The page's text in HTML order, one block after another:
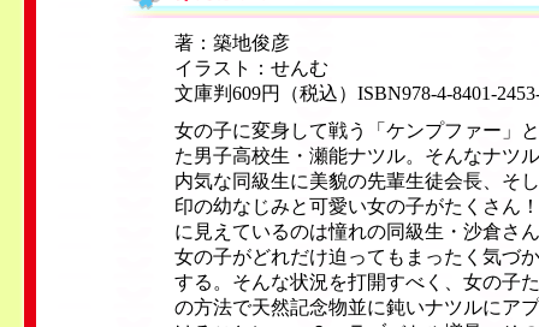
著：築地俊彦
イラスト：せんむ
文庫判609円（税込）ISBN978-4-8401-
女の子に変身して戦う「ケンプファー」
た男子高校生・瀬能ナツル。そんなナツ
内気な同級生に美貌の先輩生徒会長、そ
印の幼なじみと可愛い女の子がたくさん
に見えているのは憧れの同級生・沙倉さ
女の子がどれだけ迫ってもまったく気づ
する。そんな状況を打開すべく、女の子
の方法で天然記念物並に鈍いナツルにア